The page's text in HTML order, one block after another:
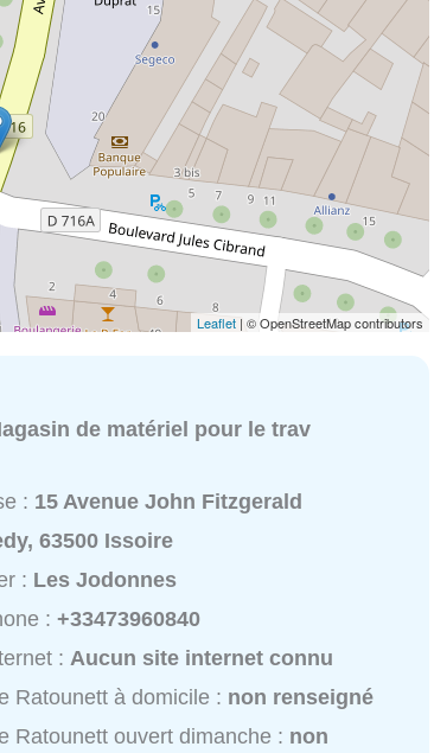
Leaflet | © OpenStreetMap contributors
de matériel pour le trav
: 15 Avenue John Fitzgerald
63500 Issoire
: Les Jodonnes
:+33473960840
:Aucun site internet connu
Ratounett à domicile : non renseigné
Ratounett ouvert dimanche : non